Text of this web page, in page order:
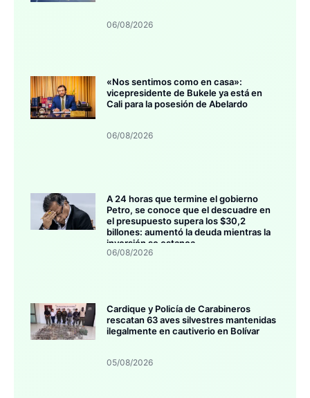
06/08/2026
«Nos sentimos como en casa»:
vicepresidente de Bukele ya está en
Cali para la posesión de Abelardo
06/08/2026
A 24 horas que termine el gobierno
Petro, se conoce que el descuadre en
el presupuesto supera los $30,2
billones: aumentó la deuda mientras la
inversión se estanca
06/08/2026
Cardique y Policía de Carabineros
rescatan 63 aves silvestres mantenidas
ilegalmente en cautiverio en Bolívar
05/08/2026